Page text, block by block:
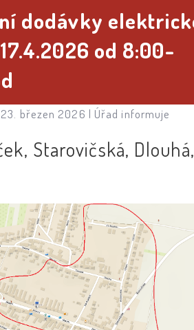
dodávky
od 8:00-
březen 2026 | Úřad informuje
Starovičská,